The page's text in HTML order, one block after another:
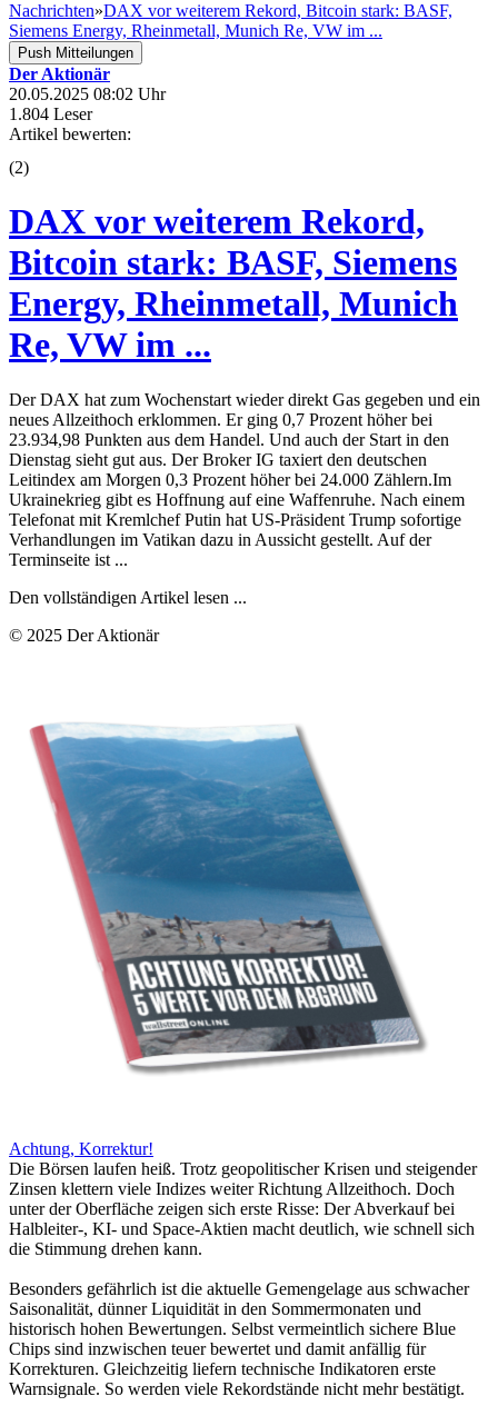
Nachrichten»DAX vor weiterem Rekord, Bitcoin stark: BASF,
Siemens Energy, Rheinmetall, Munich Re, VW im ...
Push Mitteilungen
Der Aktionär
20.05.2025 08:02 Uhr
1.804 Leser
Artikel bewerten:
(2)
DAX vor weiterem Rekord,
Bitcoin stark: BASF, Siemens
Energy, Rheinmetall, Munich
Re, VW im ...
Der DAX hat zum Wochenstart wieder direkt Gas gegeben und ein
neues Allzeithoch erklommen. Er ging 0,7 Prozent höher bei
23.934,98 Punkten aus dem Handel. Und auch der Start in den
Dienstag sieht gut aus. Der Broker IG taxiert den deutschen
Leitindex am Morgen 0,3 Prozent höher bei 24.000 Zählern.Im
Ukrainekrieg gibt es Hoffnung auf eine Waffenruhe. Nach einem
Telefonat mit Kremlchef Putin hat US-Präsident Trump sofortige
Verhandlungen im Vatikan dazu in Aussicht gestellt. Auf der
Terminseite ist ...
Den vollständigen Artikel lesen ...
© 2025 Der Aktionär
Achtung, Korrektur!
Die Börsen laufen heiß. Trotz geopolitischer Krisen und steigender
Zinsen klettern viele Indizes weiter Richtung Allzeithoch. Doch
unter der Oberfläche zeigen sich erste Risse: Der Abverkauf bei
Halbleiter-, KI- und Space-Aktien macht deutlich, wie schnell sich
die Stimmung drehen kann.
Besonders gefährlich ist die aktuelle Gemengelage aus schwacher
Saisonalität, dünner Liquidität in den Sommermonaten und
historisch hohen Bewertungen. Selbst vermeintlich sichere Blue
Chips sind inzwischen teuer bewertet und damit anfällig für
Korrekturen. Gleichzeitig liefern technische Indikatoren erste
Warnsignale. So werden viele Rekordstände nicht mehr bestätigt.